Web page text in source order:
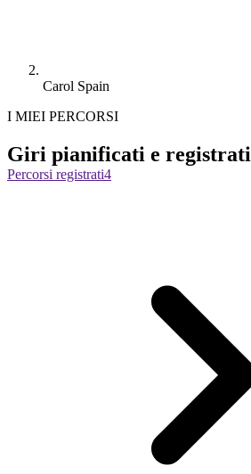
Carol Spain
I MIEI PERCORSI
Giri pianificati e registrati
Percorsi registrati4